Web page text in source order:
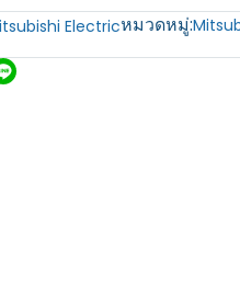
Electricหมวดหมู่: